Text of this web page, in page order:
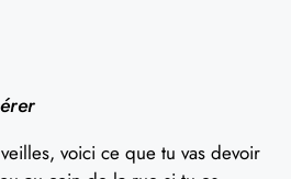
voici ce que tu vas devoir